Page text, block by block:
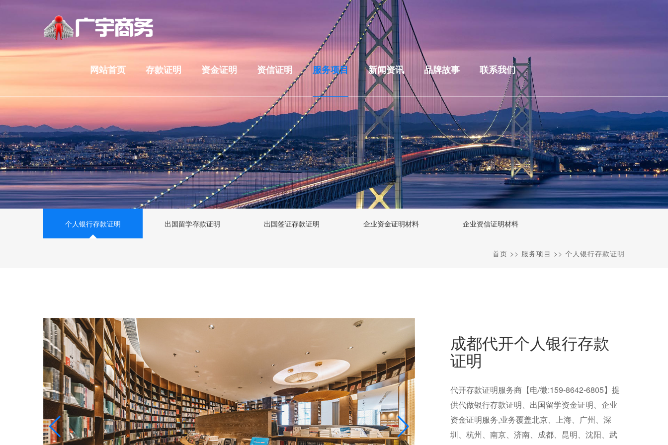
网站首页 存款证明 资金证明 资信证明 服务项目 新闻资讯 品牌故事 联系我们
个人银行存款证明 出国留学存款证明 出国签证存款证明 企业资金证明材料 企业资信证明材料
首页 >> 服务项目 >> 个人银行存款证明
成都代开个人银行存款
证明
代开存款证明服务商【电/微:159-8642-6805】提
供代做银行存款证明、出国留学资金证明、企业
资金证明服务,业务覆盖北京、上海、广州、深
圳、杭州、南京、济南、成都、昆明、沈阳、武